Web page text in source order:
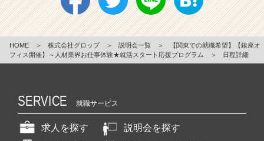
HOME ＞ 株式会社グロップ ＞ 説明会一覧 ＞
【関東での就職希望】【銀座オ
フィス開催】～人材業界お仕事体験★就活スタート応援プログラム
＞ 日程詳細
SERVICE 就職サービス
求人を探す
説明会を探す